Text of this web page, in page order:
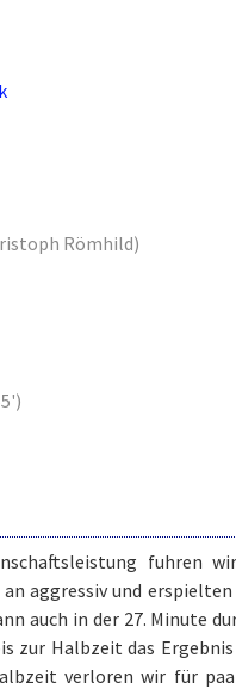
Römhild)
fuhren
aggressiv und
auch in der 27. Minute
zur Halbzeit das
verloren wir für